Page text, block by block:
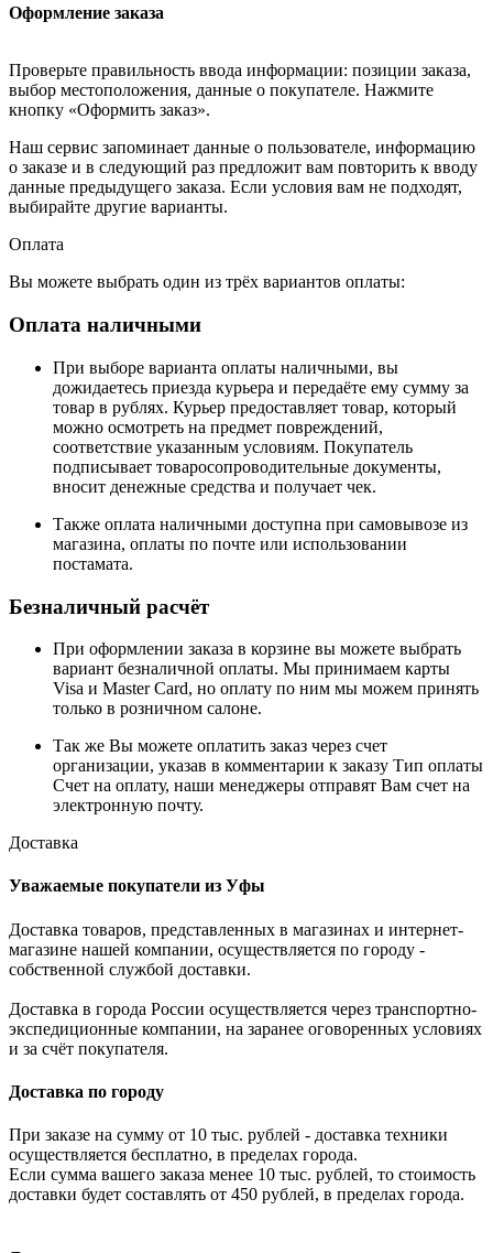
Оформление заказа
Проверьте правильность ввода информации: позиции заказа,
выбор местоположения, данные о покупателе. Нажмите
кнопку «Оформить заказ».
Наш сервис запоминает данные о пользователе, информацию
о заказе и в следующий раз предложит вам повторить к вводу
данные предыдущего заказа. Если условия вам не подходят,
выбирайте другие варианты.
Оплата
Вы можете выбрать один из трёх вариантов оплаты:
Оплата наличными
При выборе варианта оплаты наличными, вы
дожидаетесь приезда курьера и передаёте ему сумму за
товар в рублях. Курьер предоставляет товар, который
можно осмотреть на предмет повреждений,
соответствие указанным условиям. Покупатель
подписывает товаросопроводительные документы,
вносит денежные средства и получает чек.
Также оплата наличными доступна при самовывозе из
магазина, оплаты по почте или использовании
постамата.
Безналичный расчёт
При оформлении заказа в корзине вы можете выбрать
вариант безналичной оплаты. Мы принимаем карты
Visa и Master Card, но оплату по ним мы можем принять
только в розничном салоне.
Так же Вы можете оплатить заказ через счет
организации, указав в комментарии к заказу Тип оплаты
Счет на оплату, наши менеджеры отправят Вам счет на
электронную почту.
Доставка
Уважаемые покупатели из Уфы
Доставка товаров, представленных в магазинах и интернет-
магазине нашей компании, осуществляется по городу -
собственной службой доставки.
Доставка в города России осуществляется через транспортно-
экспедиционные компании, на заранее оговоренных условиях
и за счёт покупателя.
Доставка по городу
При заказе на сумму от 10 тыс. рублей - доставка техники
осуществляется бесплатно, в пределах города.
Если сумма вашего заказа менее 10 тыс. рублей, то стоимость
доставки будет составлять от 450 рублей, в пределах города.